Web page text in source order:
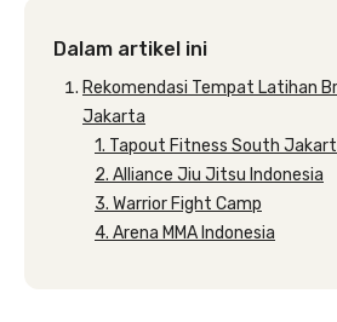
Dalam artikel ini
Rekomendasi Tempat Latihan
Jakarta
1. Tapout Fitness South
2. Alliance Jiu Jitsu Indonesia
3. Warrior Fight Camp
4. Arena MMA Indonesia